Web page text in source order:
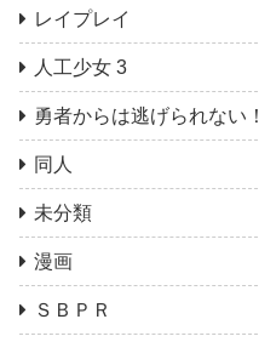
レイプレイ
人工少女 3
勇者からは逃げられない！
同人
未分類
漫画
ＳＢＰＲ